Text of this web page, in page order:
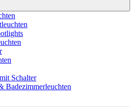
Schalter
Badezimmerleuchten